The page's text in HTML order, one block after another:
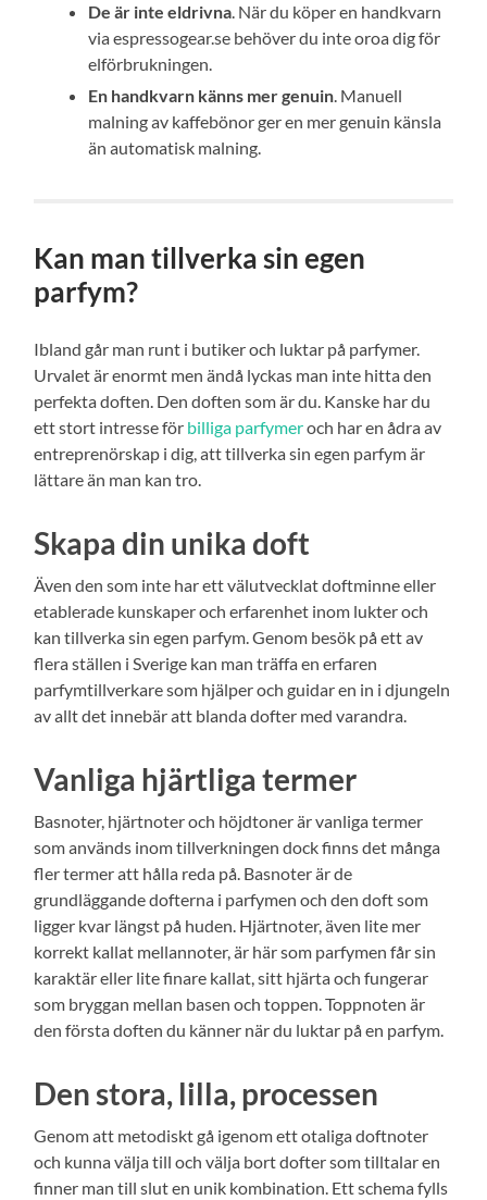
De är inte eldrivna. När du köper en handkvarn
via espressogear.se behöver du inte oroa dig för
elförbrukningen.
En handkvarn känns mer genuin. Manuell
malning av kaffebönor ger en mer genuin känsla
än automatisk malning.
Kan man tillverka sin egen
parfym?
Ibland går man runt i butiker och luktar på parfymer.
Urvalet är enormt men ändå lyckas man inte hitta den
perfekta doften. Den doften som är du. Kanske har du
ett stort intresse för billiga parfymeroch har en ådra av
entreprenörskap i dig, att tillverka sin egen parfym är
lättare än man kan tro.
Skapa din unika doft
Även den som inte har ett välutvecklat doftminne eller
etablerade kunskaper och erfarenhet inom lukter och
kan tillverka sin egen parfym. Genom besök på ett av
flera ställen i Sverige kan man träffa en erfaren
parfymtillverkare som hjälper och guidar en in i djungeln
av allt det innebär att blanda dofter med varandra.
Vanliga hjärtliga termer
Basnoter, hjärtnoter och höjdtoner är vanliga termer
som används inom tillverkningen dock finns det många
fler termer att hålla reda på. Basnoter är de
grundläggande dofterna i parfymen och den doft som
ligger kvar längst på huden. Hjärtnoter, även lite mer
korrekt kallat mellannoter, är här som parfymen får sin
karaktär eller lite finare kallat, sitt hjärta och fungerar
som bryggan mellan basen och toppen. Toppnoten är
den första doften du känner när du luktar på en parfym.
Den stora, lilla, processen
Genom att metodiskt gå igenom ett otaliga doftnoter
och kunna välja till och välja bort dofter som tilltalar en
finner man till slut en unik kombination. Ett schema fylls